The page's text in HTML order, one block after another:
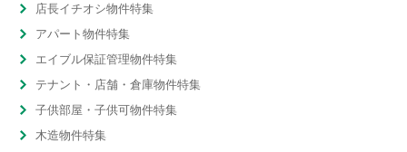
店長イチオシ物件特集
アパート物件特集
エイブル保証管理物件特集
テナント・店舗・倉庫物件特集
子供部屋・子供可物件特集
木造物件特集